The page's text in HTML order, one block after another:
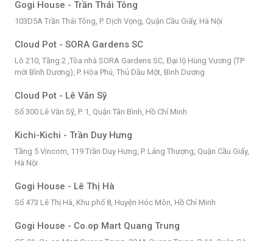
Gogi House - Trần Thái Tông
103D5A Trần Thái Tông, P. Dịch Vọng, Quận Cầu Giấy, Hà Nội
Cloud Pot - SORA Gardens SC
Lô 210, Tầng 2 ,Tòa nhà SORA Gardens SC, Đại lộ Hùng Vương (TP
mới Bình Dương), P. Hòa Phú, Thủ Dầu Một, Bình Dương
Cloud Pot - Lê Văn Sỹ
Số 300 Lê Văn Sỹ, P. 1, Quận Tân Bình, Hồ Chí Minh
Kichi-Kichi - Trần Duy Hưng
Tầng 5 Vincom, 119 Trần Duy Hưng, P. Láng Thượng, Quận Cầu Giấy,
Hà Nội
Gogi House - Lê Thị Hà
Số 473 Lê Thị Hà, Khu phố 8, Huyện Hóc Môn, Hồ Chí Minh
Gogi House - Co.op Mart Quang Trung